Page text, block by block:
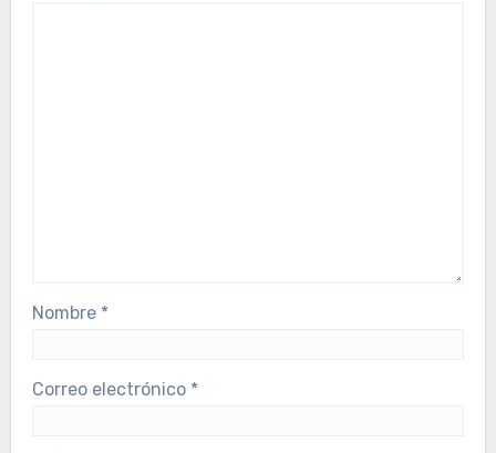
Nombre *
Correo electrónico *